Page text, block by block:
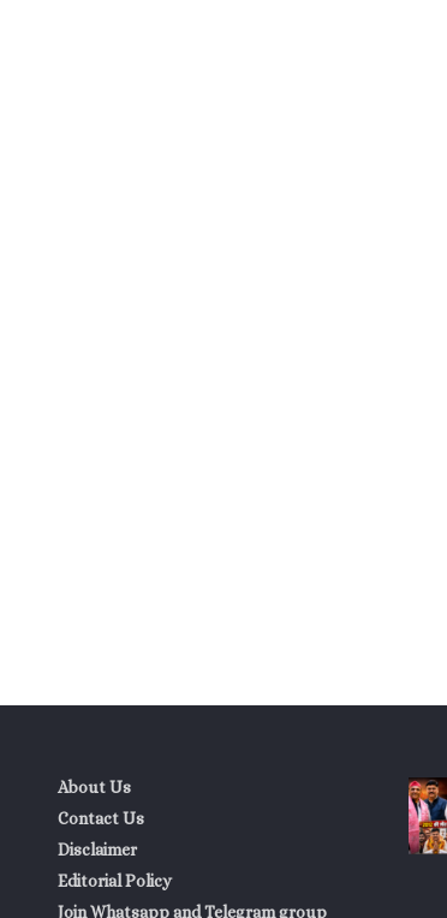
About Us
Contact Us
Disclaimer
Editorial Policy
Join Whatsapp and Telegram group